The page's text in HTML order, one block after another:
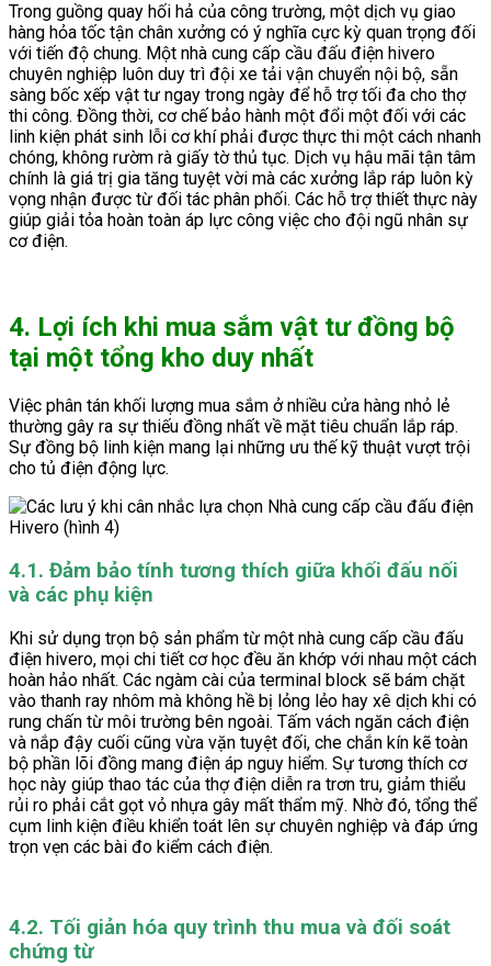
Trong guồng quay hối hả của công trường, một dịch vụ giao
hàng hỏa tốc tận chân xưởng có ý nghĩa cực kỳ quan trọng đối
với tiến độ chung. Một nhà cung cấp cầu đấu điện hivero
chuyên nghiệp luôn duy trì đội xe tải vận chuyển nội bộ, sẵn
sàng bốc xếp vật tư ngay trong ngày để hỗ trợ tối đa cho thợ
thi công. Đồng thời, cơ chế bảo hành một đổi một đối với các
linh kiện phát sinh lỗi cơ khí phải được thực thi một cách nhanh
chóng, không rườm rà giấy tờ thủ tục. Dịch vụ hậu mãi tận tâm
chính là giá trị gia tăng tuyệt vời mà các xưởng lắp ráp luôn kỳ
vọng nhận được từ đối tác phân phối. Các hỗ trợ thiết thực này
giúp giải tỏa hoàn toàn áp lực công việc cho đội ngũ nhân sự
cơ điện.
4. Lợi ích khi mua sắm vật tư đồng bộ
tại một tổng kho duy nhất
Việc phân tán khối lượng mua sắm ở nhiều cửa hàng nhỏ lẻ
thường gây ra sự thiếu đồng nhất về mặt tiêu chuẩn lắp ráp.
Sự đồng bộ linh kiện mang lại những ưu thế kỹ thuật vượt trội
cho tủ điện động lực.
4.1. Đảm bảo tính tương thích giữa khối đấu nối
và các phụ kiện
Khi sử dụng trọn bộ sản phẩm từ một nhà cung cấp cầu đấu
điện hivero, mọi chi tiết cơ học đều ăn khớp với nhau một cách
hoàn hảo nhất. Các ngàm cài của terminal block sẽ bám chặt
vào thanh ray nhôm mà không hề bị lỏng lẻo hay xê dịch khi có
rung chấn từ môi trường bên ngoài. Tấm vách ngăn cách điện
và nắp đậy cuối cũng vừa vặn tuyệt đối, che chắn kín kẽ toàn
bộ phần lõi đồng mang điện áp nguy hiểm. Sự tương thích cơ
học này giúp thao tác của thợ điện diễn ra trơn tru, giảm thiểu
rủi ro phải cắt gọt vỏ nhựa gây mất thẩm mỹ. Nhờ đó, tổng thể
cụm linh kiện điều khiển toát lên sự chuyên nghiệp và đáp ứng
trọn vẹn các bài đo kiểm cách điện.
4.2. Tối giản hóa quy trình thu mua và đối soát
chứng từ